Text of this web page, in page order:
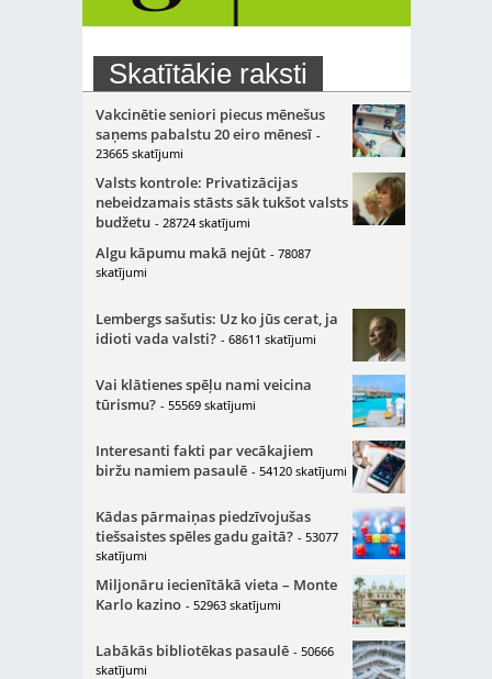
Skatītākie raksti
Vakcinētie seniori piecus mēnešus
saņems pabalstu 20 eiro mēnesī -
23665 skatījumi
Valsts kontrole: Privatizācijas
nebeidzamais stāsts sāk tukšot valsts
budžetu - 28724 skatījumi
Algu kāpumu makā nejūt - 78087
skatījumi
Lembergs sašutis: Uz ko jūs cerat, ja
idioti vada valsti? - 68611 skatījumi
Vai klātienes spēļu nami veicina
tūrismu? - 55569 skatījumi
Interesanti fakti par vecākajiem
biržu namiem pasaulē - 54120 skatījumi
Kādas pārmaiņas piedzīvojušas
tiešsaistes spēles gadu gaitā? - 53077
skatījumi
Miljonāru iecienītākā vieta – Monte
Karlo kazino - 52963 skatījumi
Labākās bibliotēkas pasaulē - 50666
skatījumi